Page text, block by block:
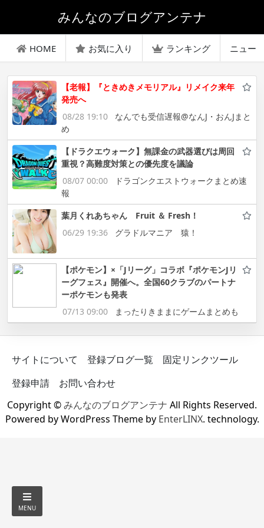
みんなのブログアンテナ
HOME お気に入り ランキング ニュー
【老報】『ときめきメモリアル』リメイク来年
発売へ
08/28 19:10
なんでも受信遅報@なんJ・おんJまと
め
【ドラクエウォーク】無課金の武器選びは周回
重視？高難度対策との優先度を議論
08/07 00:00
ドラゴンクエストウォークまとめ速
報
葉月くれあちゃん Fruit ＆ Fresh！
06/29 19:36
グラドルマニア 猿！
【ポケモン】×「Jリーグ」コラボ『ポケモンJリ
ーグフェス』開催へ。全国60クラブのパートナ
ーポケモンも発表
07/13 09:00
まったりきままにゲームまとめも
サイトについて 登録ブログ一覧
固定リンクツール
登録申請
お問い合わせ
Copyright ©みんなのブログアンテナ All Rights Reserved.
Powered by WordPress Theme by EnterLINX. technology.
MENU